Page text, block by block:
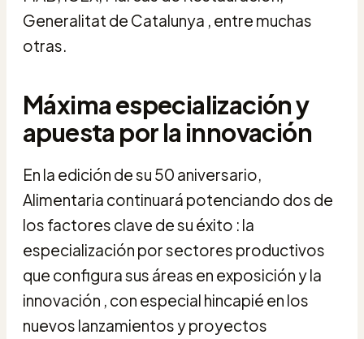
Generalitat de Catalunya , entre muchas
otras.
Máxima especialización y
apuesta por la innovación
En la edición de su 50 aniversario,
Alimentaria continuará potenciando dos de
los factores clave de su éxito : la
especialización por sectores productivos
que configura sus áreas en exposición y la
innovación , con especial hincapié en los
nuevos lanzamientos y proyectos